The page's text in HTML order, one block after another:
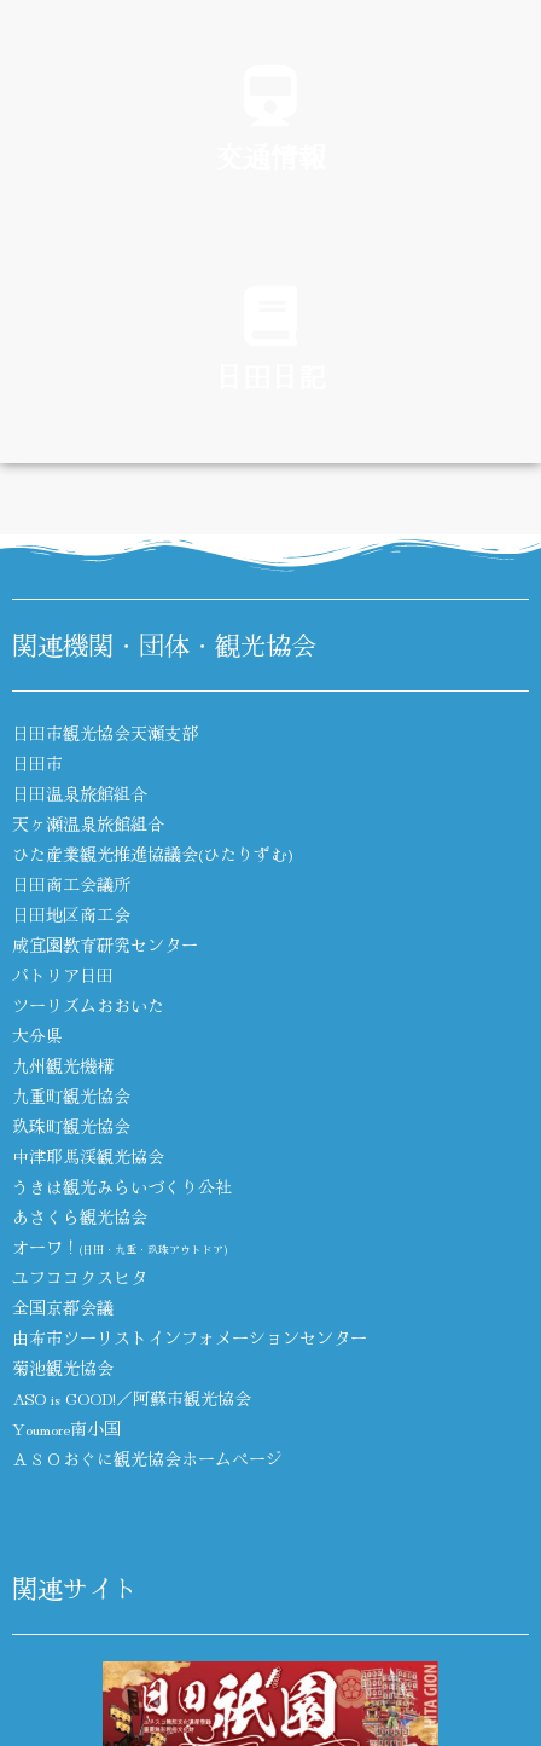
DIARY
関連機関・団体・観光協会
日田市観光協会天瀬支部
日田市
日田温泉旅館組合
天ヶ瀬温泉旅館組合
ひた産業観光推進協議会(ひたりずむ)
日田商工会議所
日田地区商工会
咸宜園教育研究センター
パトリア日田
ツーリズムおおいた
大分県
九州観光機構
九重町観光協会
玖珠町観光協会
中津耶馬渓観光協会
うきは観光みらいづくり公社
あさくら観光協会
オーワ！ (日田・九重・玖珠アウトドア)
ユフココクスヒタ
全国京都会議
由布市ツーリストインフォメーションセンター
菊池観光協会
ASO is GOOD!／阿蘇市観光協会
Youmore南小国
ＡＳＯおぐに観光協会ホームページ
関連サイト